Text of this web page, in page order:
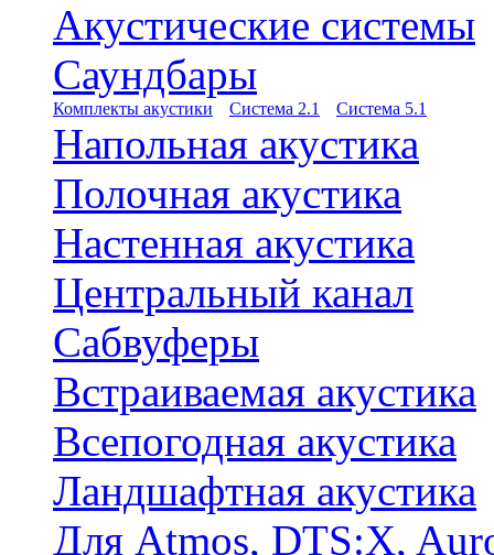
Акустические системы
Саундбары
Комплекты акустики Система 2.1 Система 5.1
Напольная акустика
Полочная акустика
Настенная акустика
Центральный канал
Сабвуферы
Встраиваемая акустика
Всепогодная акустика
Ландшафтная акустика
Для Atmos, DTS:X,